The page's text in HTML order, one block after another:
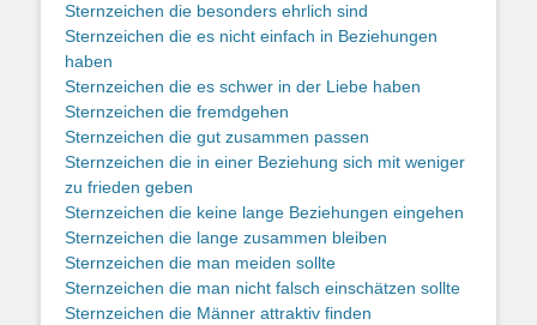
Sternzeichen die besonders ehrlich sind
Sternzeichen die es nicht einfach in Beziehungen
haben
Sternzeichen die es schwer in der Liebe haben
Sternzeichen die fremdgehen
Sternzeichen die gut zusammen passen
Sternzeichen die in einer Beziehung sich mit weniger
zu frieden geben
Sternzeichen die keine lange Beziehungen eingehen
Sternzeichen die lange zusammen bleiben
Sternzeichen die man meiden sollte
Sternzeichen die man nicht falsch einschätzen sollte
Sternzeichen die Männer attraktiv finden